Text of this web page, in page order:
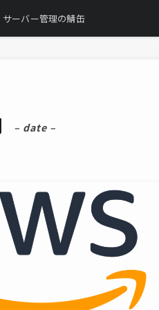
サーバー管理の鯖缶
– date –